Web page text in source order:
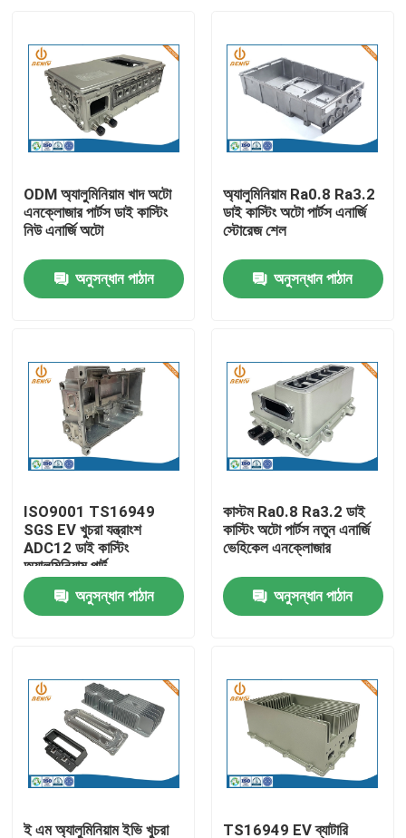
পণ্য
আমাদের সম্পর্কে
মান নিয়ন্ত্রণ
আমাদের সাথে যোগাযোগ করুন
অ্যালুমিনিয়াম ডাই ঢালাই
ইভি খুচরা যন্ত্রাংশ
CNC মেশিনিং যন্ত্রাংশ
ODM অ্যালুমিনিয়াম খাদ অটো
এনক্লোজার পার্টস ডাই কাস্টিং
নিউ এনার্জি অটো
অনুসন্ধান পাঠান
অ্যালুমিনিয়াম Ra0.8 Ra3.2
ডাই কাস্টিং অটো পার্টস এনার্জি
স্টোরেজ শেল
অনুসন্ধান পাঠান
ISO9001 TS16949
SGS EV খুচরা যন্ত্রাংশ
ADC12 ডাই কাস্টিং
অ্যালুমিনিয়াম পার্ট
অনুসন্ধান পাঠান
কাস্টম Ra0.8 Ra3.2 ডাই
কাস্টিং অটো পার্টস নতুন এনার্জি
ভেহিকেল এনক্লোজার
অনুসন্ধান পাঠান
ই এম অ্যালুমিনিয়াম ইভি খুচরা TS16949 EV ব্যাটারি